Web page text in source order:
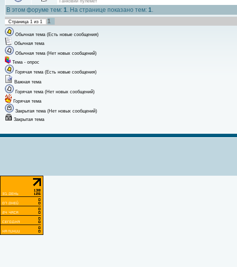
Танковий пулемет
В этом форуме тем: 1. На странице показано тем: 1.
Страница 1 из 1 1
Обычная тема (Есть новые сообщения)
Обычная тема
Обычная тема (Нет новых сообщений)
Тема - опрос
Горячая тема (Есть новые сообщения)
Важная тема
Горячая тема (Нет новых сообщений)
Горячая тема
Закрытая тема (Нет новых сообщений)
Закрытая тема